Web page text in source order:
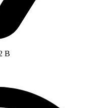
В